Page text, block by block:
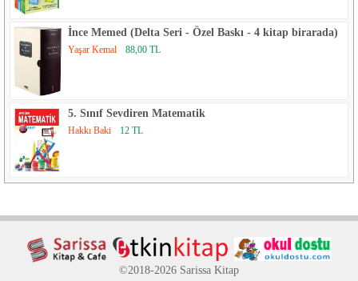
İnce Memed (Delta Seri - Özel Baskı - 4 kitap birarada)
Yaşar Kemal 88,00 TL
5. Sınıf Sevdiren Matematik
Hakkı Baki 12 TL
©2018-2026 Sarissa Kitap